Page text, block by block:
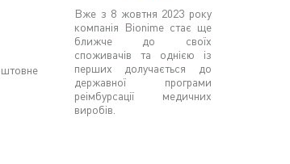
Вже з 8 жовтня 2023 року
компанія Bionime стає ще
ближче до своїх
споживачів та однією із
перших долучається до
державної програми
реімбурсації медичних
виробів.